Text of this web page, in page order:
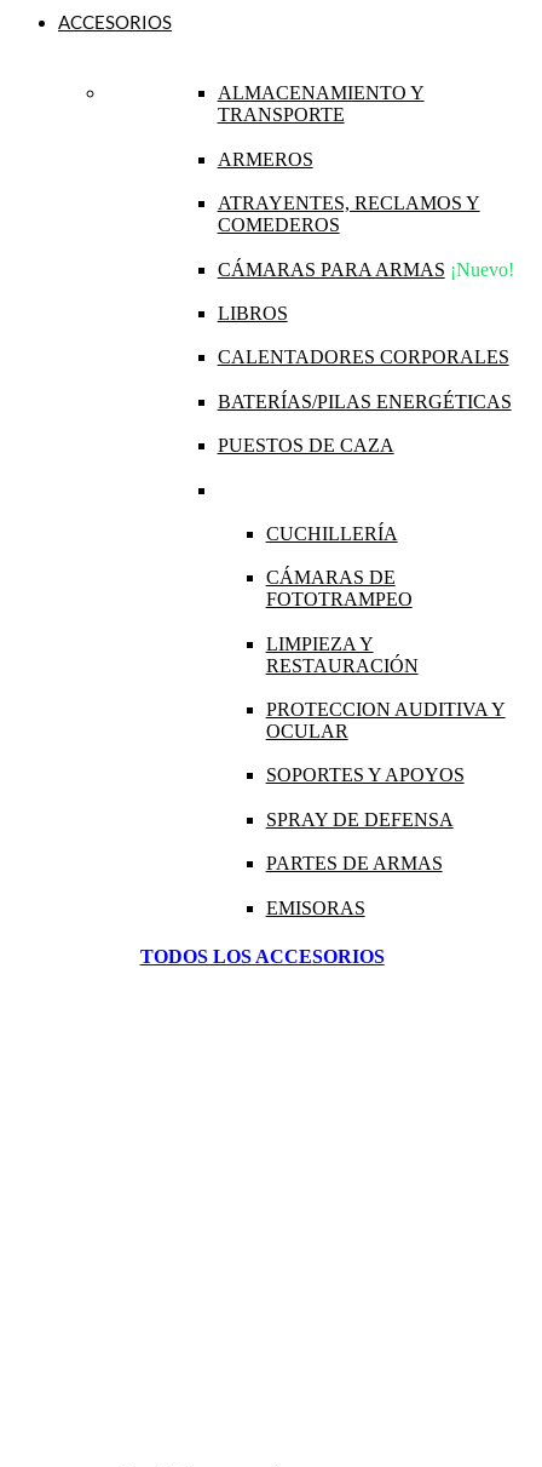
ACCESORIOS
ALMACENAMIENTO Y
TRANSPORTE
ARMEROS
ATRAYENTES, RECLAMOS Y
COMEDEROS
CÁMARAS PARA ARMAS ¡Nuevo!
LIBROS
CALENTADORES CORPORALES
BATERÍAS/PILAS ENERGÉTICAS
PUESTOS DE CAZA
CUCHILLERÍA
CÁMARAS DE
FOTOTRAMPEO
LIMPIEZA Y
RESTAURACIÓN
PROTECCION AUDITIVA Y
OCULAR
SOPORTES Y APOYOS
SPRAY DE DEFENSA
PARTES DE ARMAS
EMISORAS
TODOS LOS ACCESORIOS